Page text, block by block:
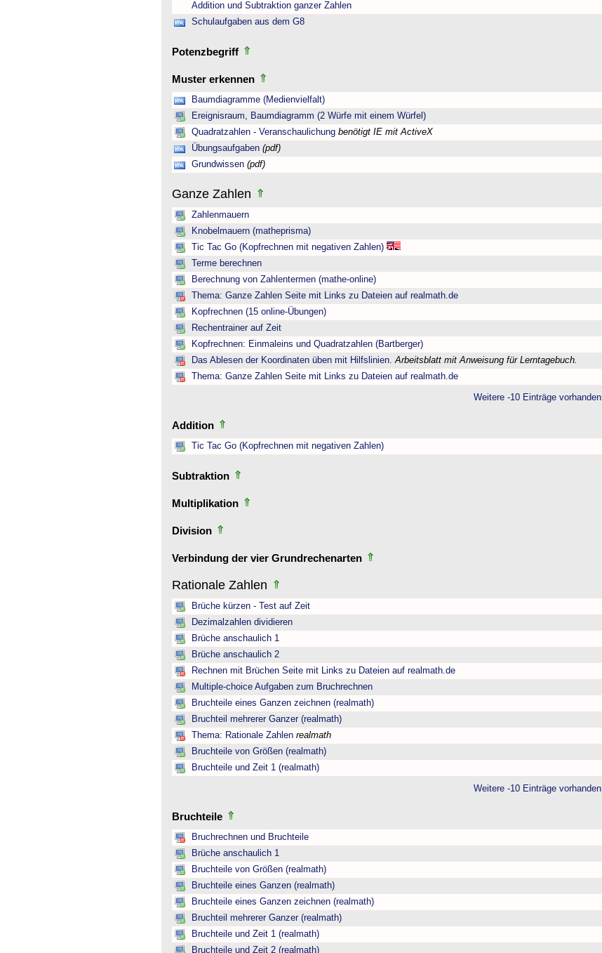
Addition und Subtraktion ganzer Zahlen
Schulaufgaben aus dem G8
Potenzbegriff
Muster erkennen
Baumdiagramme (Medienvielfalt)
Ereignisraum, Baumdiagramm (2 Würfe mit einem Würfel)
Quadratzahlen - Veranschaulichung benötigt IE mit ActiveX
Übungsaufgaben (pdf)
Grundwissen (pdf)
Ganze Zahlen
Zahlenmauern
Knobelmauern (matheprisma)
Tic Tac Go (Kopfrechnen mit negativen Zahlen)
Terme berechnen
Berechnung von Zahlentermen (mathe-online)
Thema: Ganze Zahlen Seite mit Links zu Dateien auf realmath.de
Kopfrechnen (15 online-Übungen)
Rechentrainer auf Zeit
Kopfrechnen: Einmaleins und Quadratzahlen (Bartberger)
Das Ablesen der Koordinaten üben mit Hilfslinien. Arbeitsblatt mit Anweisung für Lerntagebuch.
Thema: Ganze Zahlen Seite mit Links zu Dateien auf realmath.de
Weitere -10 Einträge vorhanden
Addition
Tic Tac Go (Kopfrechnen mit negativen Zahlen)
Subtraktion
Multiplikation
Division
Verbindung der vier Grundrechenarten
Rationale Zahlen
Brüche kürzen - Test auf Zeit
Dezimalzahlen dividieren
Brüche anschaulich 1
Brüche anschaulich 2
Rechnen mit Brüchen Seite mit Links zu Dateien auf realmath.de
Multiple-choice Aufgaben zum Bruchrechnen
Bruchteile eines Ganzen zeichnen (realmath)
Bruchteil mehrerer Ganzer (realmath)
Thema: Rationale Zahlen realmath
Bruchteile von Größen (realmath)
Bruchteile und Zeit 1 (realmath)
Weitere -10 Einträge vorhanden
Bruchteile
Bruchrechnen und Bruchteile
Brüche anschaulich 1
Bruchteile von Größen (realmath)
Bruchteile eines Ganzen (realmath)
Bruchteile eines Ganzen zeichnen (realmath)
Bruchteil mehrerer Ganzer (realmath)
Bruchteile und Zeit 1 (realmath)
Bruchteile und Zeit 2 (realmath)